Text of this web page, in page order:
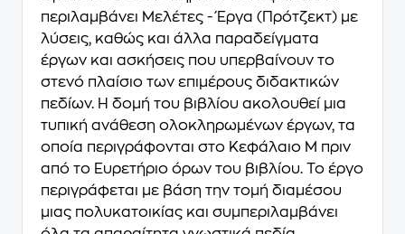
περιλαμβάνει Μελέτες - Έργα (Πρότζεκτ) με
λύσεις, καθώς και άλλα παραδείγματα
έργων και ασκήσεις που υπερβαίνουν το
στενό πλαίσιο των επιμέρους διδακτικών
πεδίων. Η δομή του βιβλίου ακολουθεί μια
τυπική ανάθεση ολοκληρωμένων έργων, τα
οποία περιγράφονται στο Κεφάλαιο Μ πριν
από το Ευρετήριο όρων του βιβλίου. Το έργο
περιγράφεται με βάση την τομή διαμέσου
μιας πολυκατοικίας και συμπεριλαμβάνει